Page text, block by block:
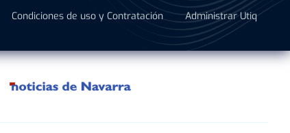
Condiciones de uso y Contratación Administrar Utiq